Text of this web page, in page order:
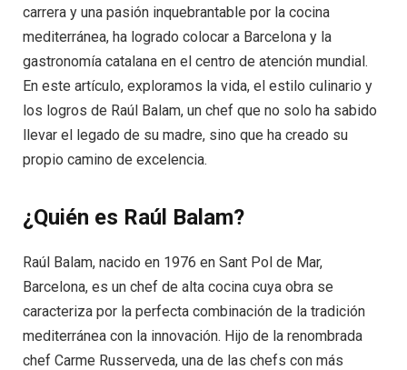
carrera y una pasión inquebrantable por la cocina
mediterránea, ha logrado colocar a Barcelona y la
gastronomía catalana en el centro de atención mundial.
En este artículo, exploramos la vida, el estilo culinario y
los logros de Raúl Balam, un chef que no solo ha sabido
llevar el legado de su madre, sino que ha creado su
propio camino de excelencia.
¿Quién es Raúl Balam?
Raúl Balam, nacido en 1976 en Sant Pol de Mar,
Barcelona, ​​es un chef de alta cocina cuya obra se
caracteriza por la perfecta combinación de la tradición
mediterránea con la innovación. Hijo de la renombrada
chef Carme Russerveda, una de las chefs con más